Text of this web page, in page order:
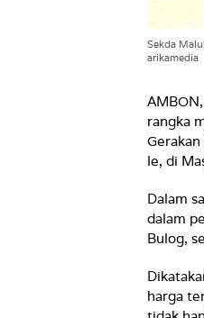
Sekda
arikamedia
rangka
le, di
Dalam
dalam
Bulog,
harga